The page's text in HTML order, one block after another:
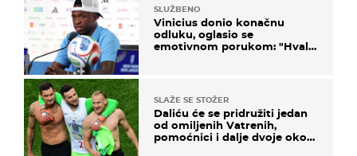
SLUŽBENO
Vinicius donio konačnu
odluku, oglasio se
emotivnom porukom: "Hvala
SLAŽE SE STOŽER
Daliću će se pridružiti jedan
od omiljenih Vatrenih,
pomoćnici i dalje dvoje oko